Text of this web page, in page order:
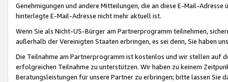
Genehmigungen und andere Mitteilungen, die an diese E-Mail-
hinterlegte E-Mail-Adresse nicht mehr aktuell ist.
Wenn Sie als Nicht-US-Bürger am Partnerprogramm teilnehmen,
außerhalb der Vereinigten Staaten erbringen, es sei denn, Sie haben
Die Teilnahme am Partnerprogramm ist kostenlos und wir stellen auf
erfolgreichen Teilnahme zu unterstützen. Wir haben zu keinem
Beratungsleistungen für unsere Partner zu erbringen; bitte lassen Sie